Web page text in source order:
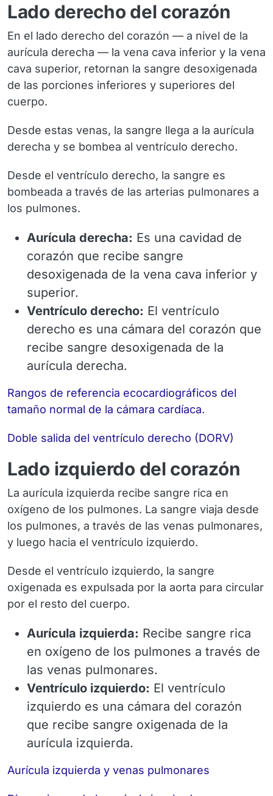
Lado derecho del corazón
En el lado derecho del corazón — a nivel de la
aurícula derecha — la vena cava inferior y la vena
cava superior, retornan la sangre desoxigenada
de las porciones inferiores y superiores del
cuerpo.
Desde estas venas, la sangre llega a la aurícula
derecha y se bombea al ventrículo derecho.
Desde el ventrículo derecho, la sangre es
bombeada a través de las arterias pulmonares a
los pulmones.
Aurícula derecha: Es una cavidad de
corazón que recibe sangre
desoxigenada de la vena cava inferior y
superior.
Ventrículo derecho: El ventrículo
derecho es una cámara del corazón que
recibe sangre desoxigenada de la
aurícula derecha.
Rangos de referencia ecocardiográficos del
tamaño normal de la cámara cardíaca.
Doble salida del ventrículo derecho (DORV)
Lado izquierdo del corazón
La aurícula izquierda recibe sangre rica en
oxígeno de los pulmones. La sangre viaja desde
los pulmones, a través de las venas pulmonares,
y luego hacia el ventrículo izquierdo.
Desde el ventrículo izquierdo, la sangre
oxigenada es expulsada por la aorta para circular
por el resto del cuerpo.
Aurícula izquierda: Recibe sangre rica
en oxígeno de los pulmones a través de
las venas pulmonares.
Ventrículo izquierdo: El ventrículo
izquierdo es una cámara del corazón
que recibe sangre oxigenada de la
aurícula izquierda.
Aurícula izquierda y venas pulmonares